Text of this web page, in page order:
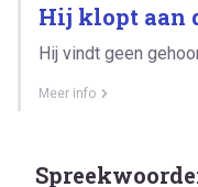
Hij klopt aan
Hij vindt geen
Meer info